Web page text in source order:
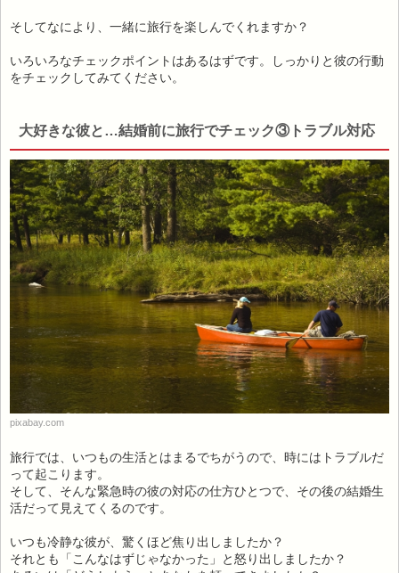
そしてなにより、一緒に旅行を楽しんでくれますか？
いろいろなチェックポイントはあるはずです。しっかりと彼の行動
をチェックしてみてください。
大好きな彼と…結婚前に旅行でチェック③トラブル対応
pixabay.com
旅行では、いつもの生活とはまるでちがうので、時にはトラブルだ
って起こります。
そして、そんな緊急時の彼の対応の仕方ひとつで、その後の結婚生
活だって見えてくるのです。
いつも冷静な彼が、驚くほど焦り出しましたか？
それとも「こんなはずじゃなかった」と怒り出しましたか？